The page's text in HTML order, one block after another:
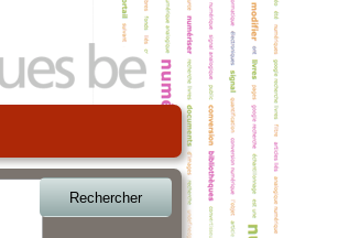
Rechercher